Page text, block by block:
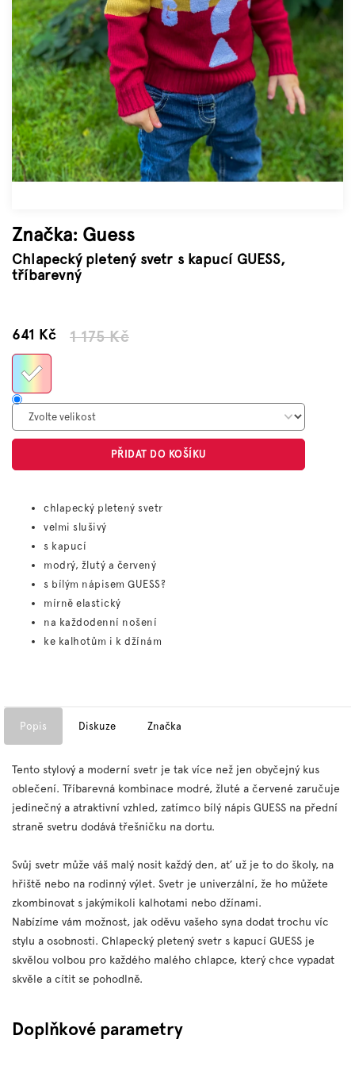
Značky
Měna
(CZK)
Přihlášení
Značka: Guess
Chlapecký pletený svetr s kapucí GUESS,
tříbarevný
1 175 Kč
641 KčMěrná
PŘIDAT DO KOŠÍKU
chlapecký pletený svetr
velmi slušivý
s kapucí
modrý, žlutý a červený
s bílým nápisem GUESS?
mírně elastický
na každodenní nošení
ke kalhotům i k džínám
Popis Diskuze Značka
Tento stylový a moderní svetr je tak více než jen obyčejný kus
oblečení. Tříbarevná kombinace modré, žluté a červené zaručuje
jedinečný a atraktivní vzhled, zatímco bílý nápis GUESS na přední
straně svetru dodává třešničku na dortu.
Svůj svetr může váš malý nosit každý den, ať už je to do školy, na
hřiště nebo na rodinný výlet. Svetr je univerzální, že ho můžete
zkombinovat s jakýmikoli kalhotami nebo džínami.
Nabízíme vám možnost, jak oděvu vašeho syna dodat trochu víc
stylu a osobnosti. Chlapecký pletený svetr s kapucí GUESS je
skvělou volbou pro každého malého chlapce, který chce vypadat
skvěle a cítit se pohodlně.
Doplňkové parametry